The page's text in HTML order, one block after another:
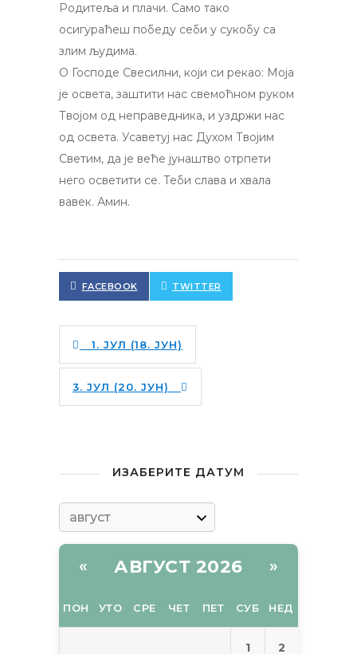
Родитеља и плачи. Само тако
осигураћеш победу себи у сукобу са
злим људима.
О Господе Свесилни, који си рекао: Моја
је освета, заштити нас свемоћном руком
Твојом од неправедника, и уздржи нас
од освета. Усаветуј нас Духом Твојим
Светим, да је веће јунаштво отрпети
него осветити се. Теби слава и хвала
вавек. Амин.
FACEBOOK TWITTER
1. ЈУЛ (18. ЈУН)
3. ЈУЛ (20. ЈУН)
ИЗАБЕРИТЕ ДАТУМ
« АВГУСТ 2026 »
ПОН УТО СРЕ ЧЕТ ПЕТ СУБ НЕД
1 2